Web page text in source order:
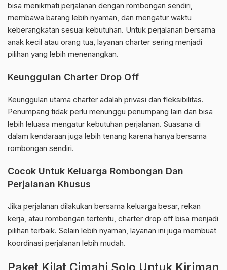
bisa menikmati perjalanan dengan rombongan sendiri,
membawa barang lebih nyaman, dan mengatur waktu
keberangkatan sesuai kebutuhan. Untuk perjalanan bersama
anak kecil atau orang tua, layanan charter sering menjadi
pilihan yang lebih menenangkan.
Keunggulan Charter Drop Off
Keunggulan utama charter adalah privasi dan fleksibilitas.
Penumpang tidak perlu menunggu penumpang lain dan bisa
lebih leluasa mengatur kebutuhan perjalanan. Suasana di
dalam kendaraan juga lebih tenang karena hanya bersama
rombongan sendiri.
Cocok Untuk Keluarga Rombongan Dan
Perjalanan Khusus
Jika perjalanan dilakukan bersama keluarga besar, rekan
kerja, atau rombongan tertentu, charter drop off bisa menjadi
pilihan terbaik. Selain lebih nyaman, layanan ini juga membuat
koordinasi perjalanan lebih mudah.